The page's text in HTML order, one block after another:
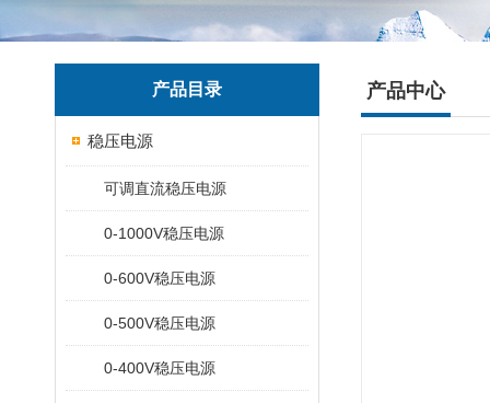
产品目录
稳压电源
可调直流稳压电源
0-1000V稳压电源
0-600V稳压电源
0-500V稳压电源
0-400V稳压电源
产品中心